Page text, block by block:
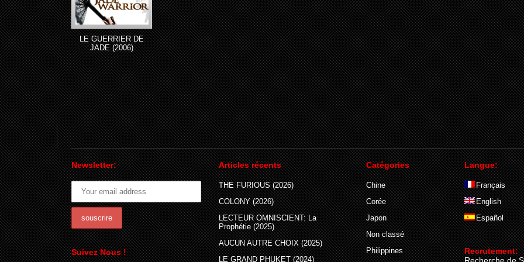
LE GUERRIER DE
JADE (2006)
Newsletter:
Suivez Nous !
Articles récents
THE FURIOUS (2026)
COLONY (2026)
LECTEUR OMNISCIENT: La
Prophétie (2025)
AUCUN AUTRE CHOIX (2025)
LE GRAND PHUKET (2024)
Catégories
Chine
Corée
Japon
Non classé
Philippines
Langue:
Français
English
Español
Recrutement: